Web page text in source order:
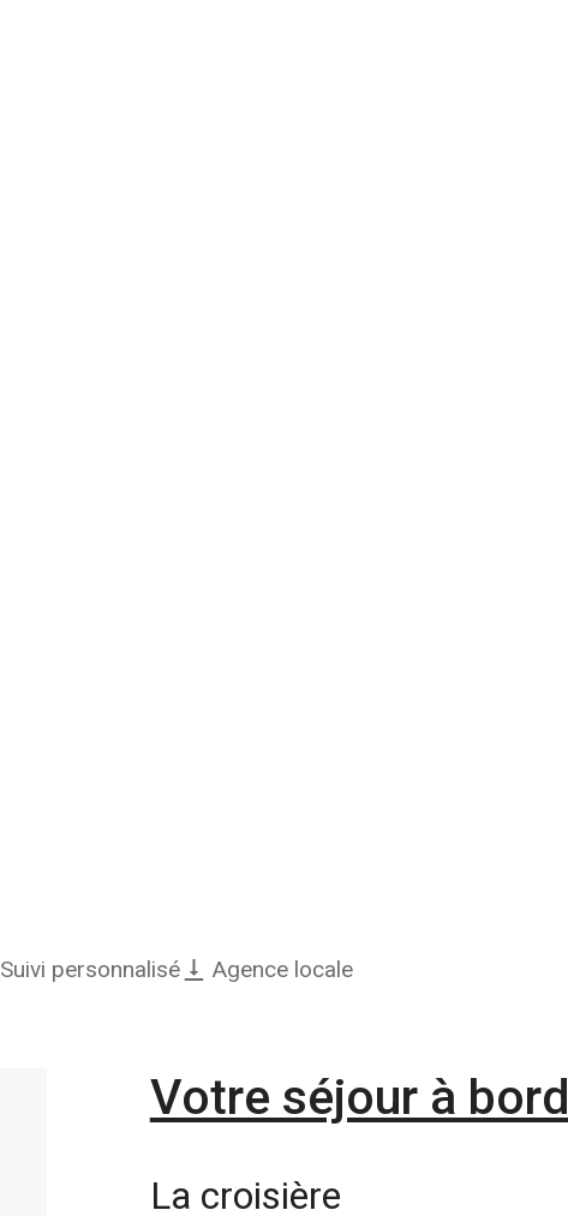
Suivi personnalisé Agence locale
Votre séjour à bord
La croisière